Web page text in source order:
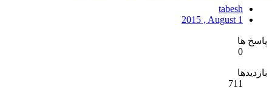
tabesh
2015 , August 1
پاسخ ها
0
بازدیدها
711